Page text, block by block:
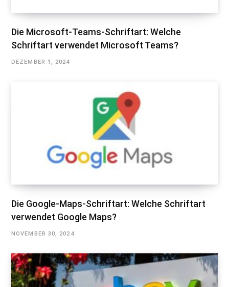
Die Microsoft-Teams-Schriftart: Welche
Schriftart verwendet Microsoft Teams?
DEZEMBER 1, 2024
Die Google-Maps-Schriftart: Welche Schriftart
verwendet Google Maps?
NOVEMBER 30, 2024